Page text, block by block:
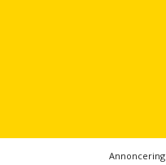
Annoncering